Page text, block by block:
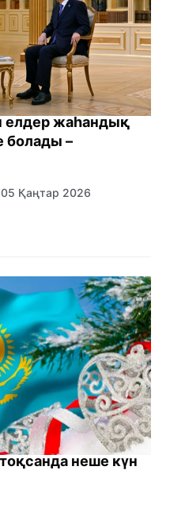
елдер жаһандық
болады –
Қаңтар 2026
неше күн